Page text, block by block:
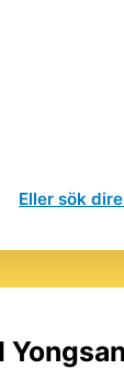
Eller sök